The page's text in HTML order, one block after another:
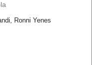
Ronni Yenes